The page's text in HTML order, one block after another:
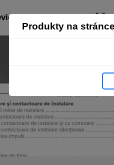
Produkty na stránce
strana 6